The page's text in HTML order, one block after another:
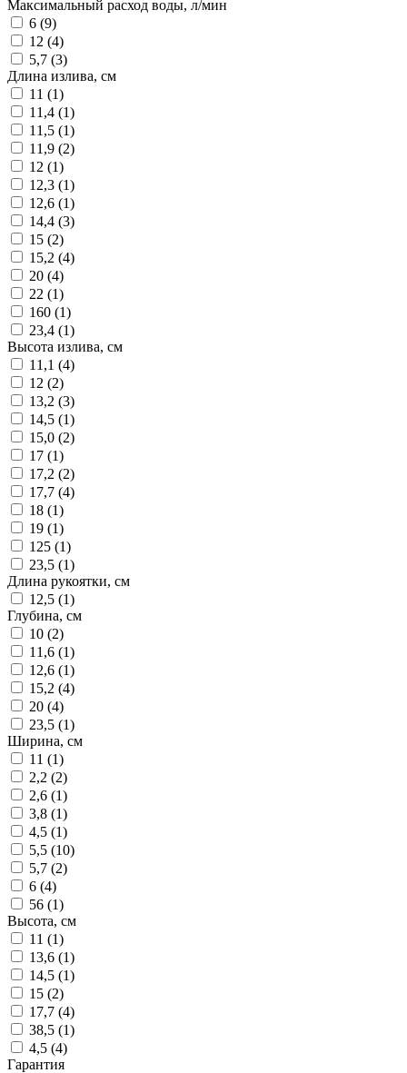
Максимальный расход воды, л/мин
6 (9)
12 (4)
5,7 (3)
Длина излива, см
11 (1)
11,4 (1)
11,5 (1)
11,9 (2)
12 (1)
12,3 (1)
12,6 (1)
14,4 (3)
15 (2)
15,2 (4)
20 (4)
22 (1)
160 (1)
23,4 (1)
Высота излива, см
11,1 (4)
12 (2)
13,2 (3)
14,5 (1)
15,0 (2)
17 (1)
17,2 (2)
17,7 (4)
18 (1)
19 (1)
125 (1)
23,5 (1)
Длина рукоятки, см
12,5 (1)
Глубина, см
10 (2)
11,6 (1)
12,6 (1)
15,2 (4)
20 (4)
23,5 (1)
Ширина, см
11 (1)
2,2 (2)
2,6 (1)
3,8 (1)
4,5 (1)
5,5 (10)
5,7 (2)
6 (4)
56 (1)
Высота, см
11 (1)
13,6 (1)
14,5 (1)
15 (2)
17,7 (4)
38,5 (1)
4,5 (4)
Гарантия